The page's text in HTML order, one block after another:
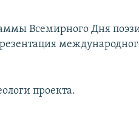
Всемирного Дня
проекта.